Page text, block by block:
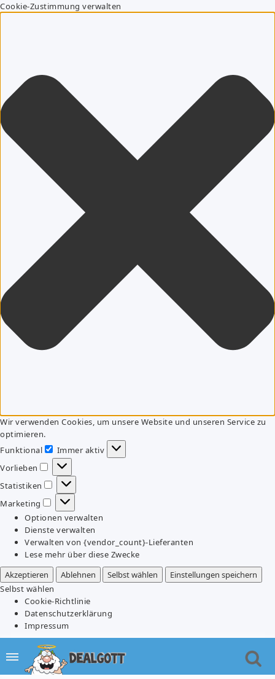
Cookie-Zustimmung verwalten
Wir verwenden Cookies, um unsere Website und unseren Service zu
optimieren.
Funktional
Funktional
Immer aktiv
Vorlieben
Vorlieben
Statistiken
Statistiken
Marketing
Marketing
Optionen verwalten
Dienste verwalten
Verwalten von {vendor_count}-Lieferanten
Lese mehr über diese Zwecke
Akzeptieren
Ablehnen Selbst wählen
Einstellungen speichern
Selbst wählen
Cookie-Richtlinie
Datenschutzerklärung
Impressum